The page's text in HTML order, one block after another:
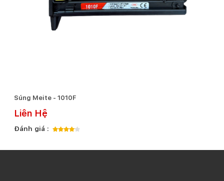
Súng Meite - 1010F
Liên Hệ
Đánh giá :